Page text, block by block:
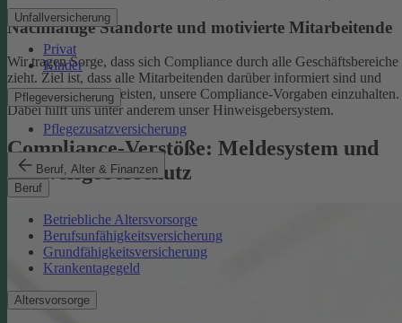
Unfallversicherung
Privat
Kinder
Pflegeversicherung
Pflegezusatzversicherung
Beruf, Alter & Finanzen
Beruf
Betriebliche Altersvorsorge
Berufsunfähigkeitsversicherung
Grundfähigkeitsversicherung
Krankentagegeld
Altersvorsorge
Nachhaltige Standorte und motivierte Mitarbeitende
Wir tragen Sorge, dass sich Compliance durch alle Geschäftsbereiche
zieht. Ziel ist, dass alle Mitarbeitenden darüber informiert sind und
einen Beitrag dazu leisten, unsere Compliance-Vorgaben einzuhalten.
Dabei hilft uns unter anderem unser Hinweisgebersystem.
Compliance-Verstöße: Meldesystem und
Hinweisgeberschutz